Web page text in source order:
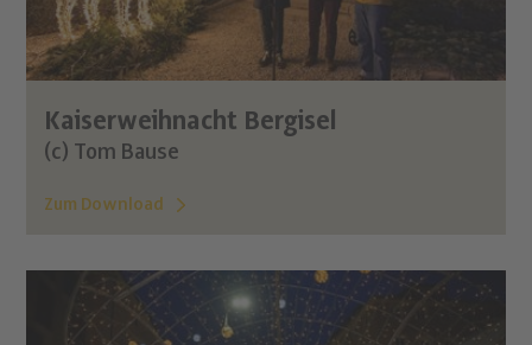
Kaiserweihnacht Bergisel
(c) Tom Bause
Zum Download